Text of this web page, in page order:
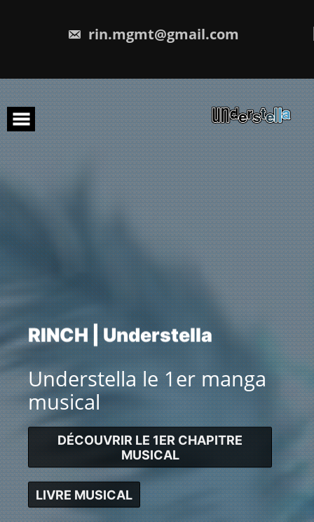
rin.mgmt@gmail.com
RINCH|Understella
Understella le 1er manga
musical
DÉCOUVRIR LE 1ER CHAPITRE
MUSICAL
LIVRE MUSICAL